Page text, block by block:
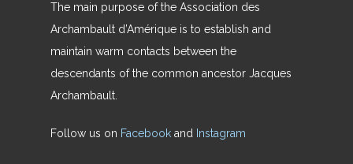
The main purpose of the Association des
Archambault d’Amérique is to establish and
maintain warm contacts between the
descendants of the common ancestor Jacques
Archambault.
Follow us on Facebook and Instagram